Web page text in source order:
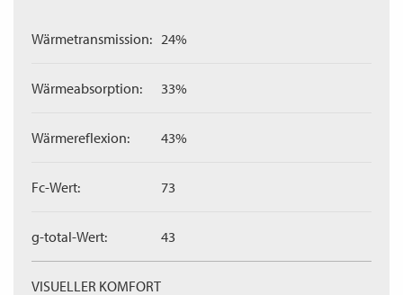
Wärmetransmission: 24%
Wärmeabsorption: 33%
Wärmereflexion: 43%
Fc-Wert: 73
g-total-Wert: 43
VISUELLER KOMFORT